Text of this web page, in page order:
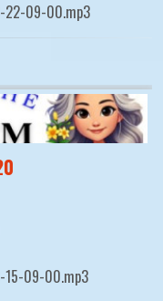
22-09-00.mp3
15-09-00.mp3